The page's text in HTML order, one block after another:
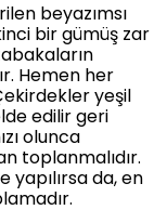
beyazımsı
bir gümüş zar
Hemen her
yeşil
edilir geri
olunca
toplanmalıdır.
da, en